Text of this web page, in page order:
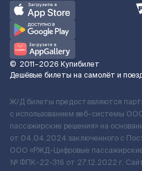
© 2011–2026 Купибилет
Дешёвые билеты на самолёт и
Ж/Д билеты предоставляются
с использованием веб-системы
пассажирские решения» на
от 04.04.2024 заключенного с
ООО «РЖД-Цифровые
№ ФПК-22-316 от 27.12.2022 г.